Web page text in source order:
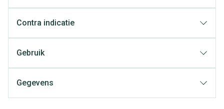
Contra indicatie
Gebruik
Gegevens